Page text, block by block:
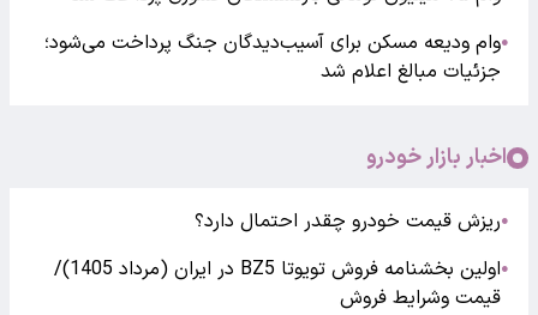
●وام ودیعه مسکن برای آسیب‌دیدگان جنگ پرداخت می‌شود؛
جزئیات مبالغ اعلام شد
اخبار بازار خودرو
●ریزش قیمت خودرو چقدر احتمال دارد؟
●
اولین بخشنامه فروش تویوتا BZ5 در ایران (مرداد 1405)/
قیمت وشرایط فروش